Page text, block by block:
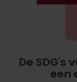
De SDG's
een